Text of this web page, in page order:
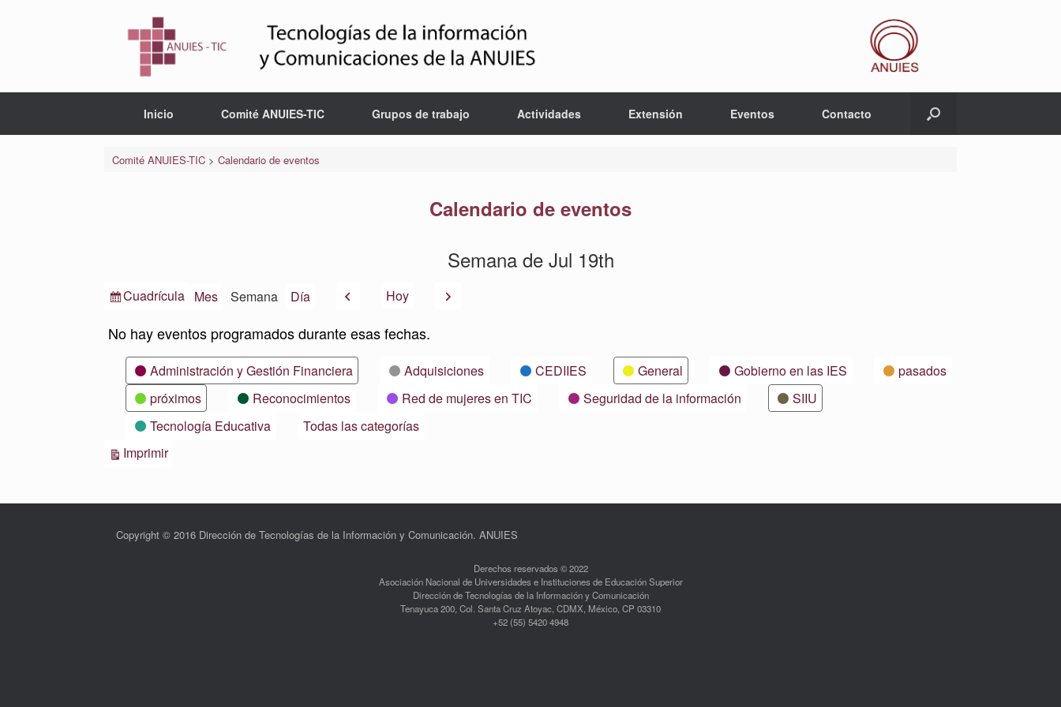
Inicio Comité ANUIES-TIC Grupos de trabajo Actividades Extensión Eventos Contacto
Comité ANUIES-TIC> Calendario de eventos
Calendario de eventos
Semana de Jul 19th
Ver
Cuadrícula Mes Semana Día AnteriorHoy Siguiente
No hay eventos programados durante esas fechas.
CategoríasAdministración y Gestión Financiera Adquisiciones CEDIIES General Gobierno en las IES
pasados
próximos
Reconocimientos Red de mujeres en TIC Seguridad de la información
SIIU
Tecnología Educativa
Todas las categorías
ImprimirVistas
Copyright © 2016 Dirección de Tecnologías de la Información y Comunicación. ANUIES
Derechos reservados © 2022
Asociación Nacional de Universidades e Instituciones de Educación Superior
Dirección de Tecnologías de la Información y Comunicación
Tenayuca 200, Col. Santa Cruz Atoyac, CDMX, México, CP 03310
+52 (55) 5420 4948